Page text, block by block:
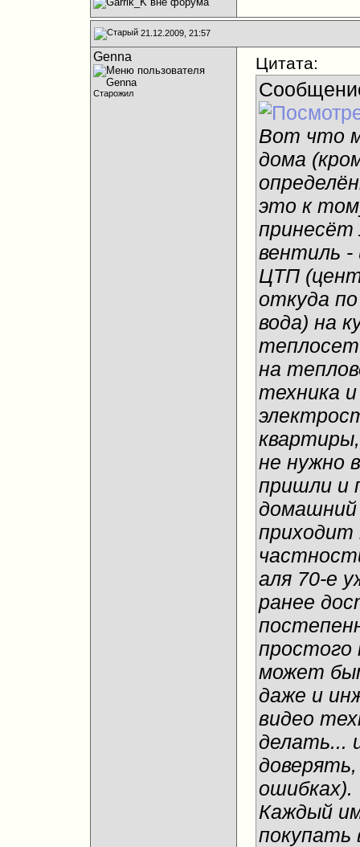
21.12.2009, 21:57
Genna
Старожил
Цитата:
Вот что
дома
это к
вентиль -
ЦТП
откуда
вода) на
на
техника
не нужно
пришли и
домашний
приходит
аля 70-е
ранее
простого
может
даже и
видео
делать...
ошибках).
Каждый
покупать